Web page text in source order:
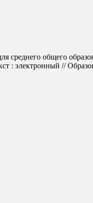
среднего общего
электронный //